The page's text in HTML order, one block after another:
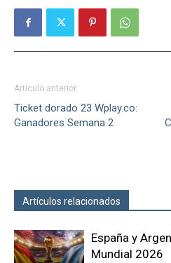
Artículo anterior
Ticket dorado 23 Wplay.co:
Ganadores Semana 2
Artículos relacionados
España y
Mundial 2026